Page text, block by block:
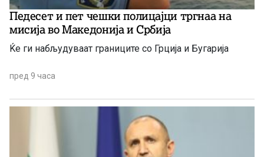
Педесет и пет чешки полицајци тргнаа на
мисија во Македонија и Србија
Ќе ги набљудуваат границите со Грција и Бугарија
пред 9 часа